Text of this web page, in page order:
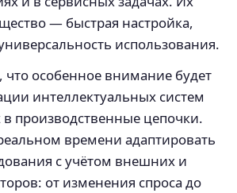
— быстрая настройка,
использования.
что особенное внимание будет
интеллектуальных систем
производственные цепочки.
времени адаптировать
с учётом внешних и
от изменения спроса до